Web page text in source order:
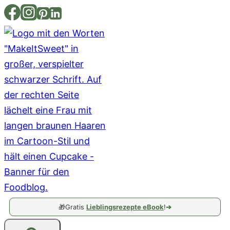
Zum
Inhalt
springen
🎁Gratis Lieblingsrezepte eBook!➔